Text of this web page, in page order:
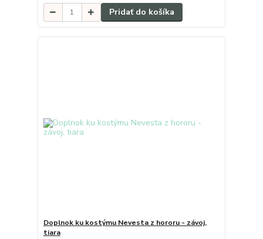
Pridať do košíka
Doplnok ku kostýmu Nevesta z hororu - závoj,
tiara